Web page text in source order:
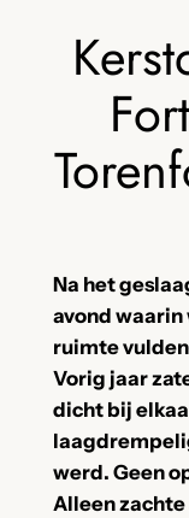
Na het
avond
ruimte
Vorig jaar
dicht bij
werd. Geen
Alleen